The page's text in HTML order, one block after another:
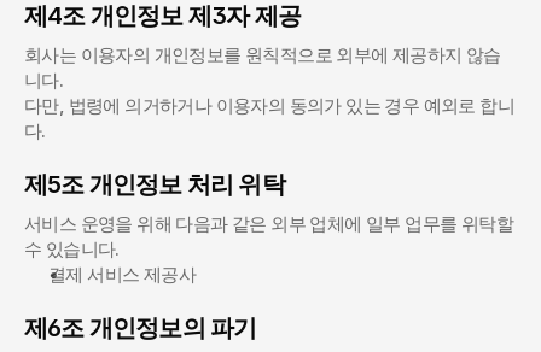
제4조 개인정보 제3자 제공
회사는 이용자의 개인정보를 원칙적으로 외부에 제공하지 않습
니다.
다만, 법령에 의거하거나 이용자의 동의가 있는 경우 예외로 합니
다.
제5조 개인정보 처리 위탁
서비스 운영을 위해 다음과 같은 외부 업체에 일부 업무를 위탁할
수 있습니다.
결제 서비스 제공사
제6조 개인정보의 파기